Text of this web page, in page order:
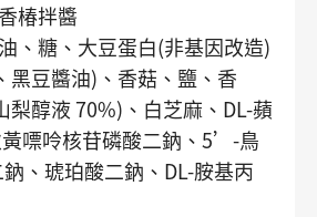
拌醬
糖、大豆蛋白(非基因改造)
黑豆醬油)、香菇、鹽、香
梨醇液 70%)、白芝麻、DL-蘋
嘌呤核苷磷酸二鈉、5’-鳥
、琥珀酸二鈉、DL-胺基丙